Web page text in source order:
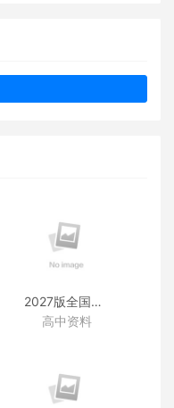
2027版全国38套附赠资料
高中资料